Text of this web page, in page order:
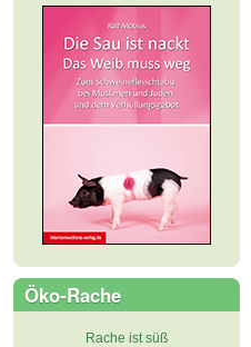
Öko-Rache
Rache ist süß